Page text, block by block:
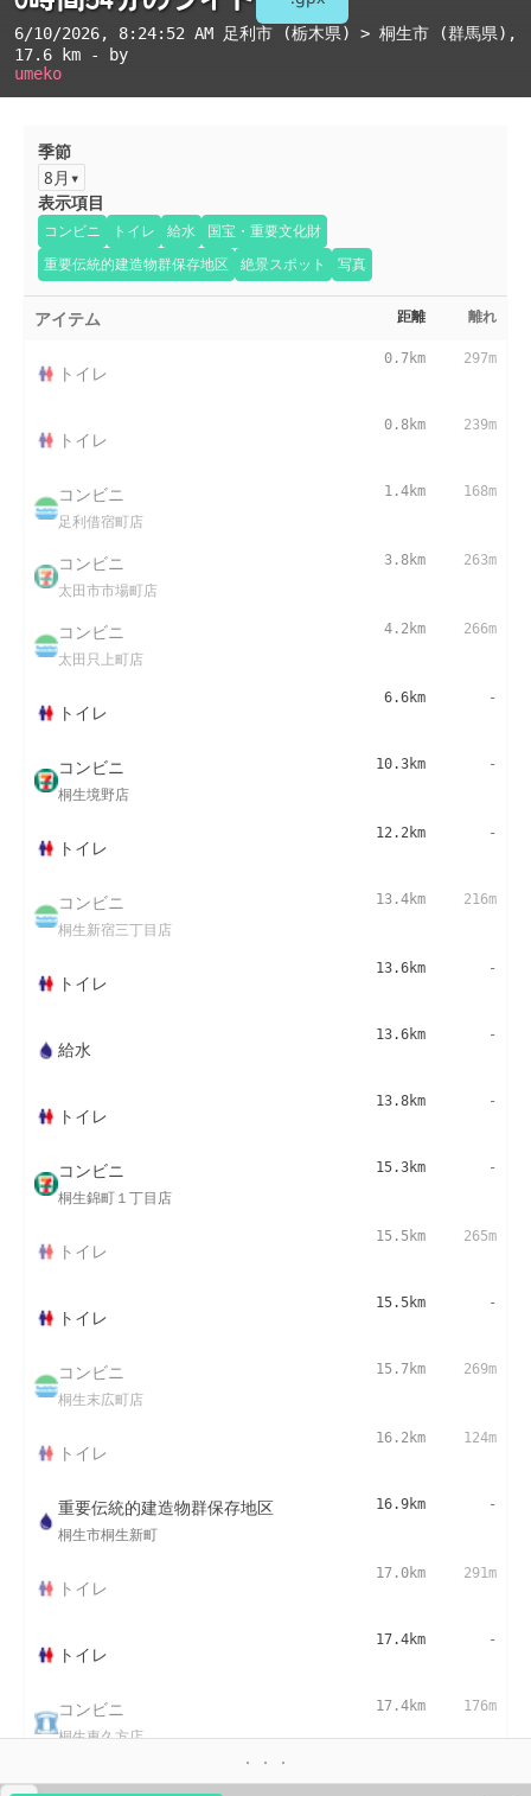
6/10/2026, 8:24:52 AM 足利市 (栃木県) > 桐生市 (群馬県) ,
17.6 km - by
umeko
季節
8月
表示項目
コンビニ トイレ 給水
国宝・重要文化財
重要伝統的建造物群保存地区
絶景スポット 写真
アイテム 距離 離れ
トイレ
0.7km 297m
トイレ
0.8km 239m
コンビニ
足利借宿町店
1.4km 168m
コンビニ
太田市市場町店
3.8km 263m
コンビニ
太田只上町店
4.2km 266m
トイレ
6.6km -
コンビニ
桐生境野店
10.3km -
トイレ
12.2km -
コンビニ
桐生新宿三丁目店
13.4km 216m
トイレ
13.6km -
給水
13.6km -
トイレ
13.8km -
コンビニ
桐生錦町１丁目店
15.3km -
トイレ
15.5km 265m
トイレ
15.5km -
コンビニ
桐生末広町店
15.7km 269m
トイレ
16.2km 124m
重要伝統的建造物群保存地区
桐生市桐生新町
16.9km -
トイレ
17.0km 291m
トイレ
17.4km -
コンビニ
桐生東久方店
17.4km 176m